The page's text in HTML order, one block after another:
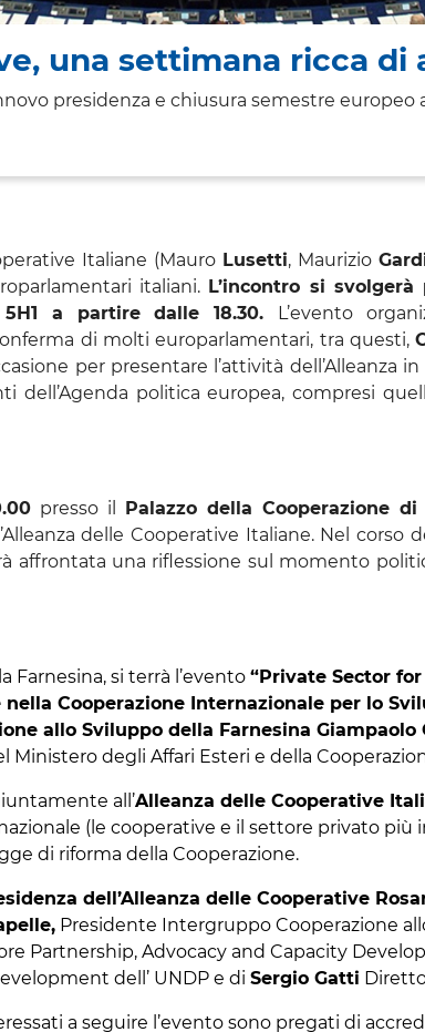
una settimana ricca
presidenza e chiusura semestre europeo
Italiane (Mauro Lusetti, Maurizio
italiani. L’incontro si
a partire dalle 18.30. L’evento
di molti europarlamentari, tra questi,
per presentare l’attività dell’Alleanza
politica europea, compresi
presso il Palazzo della Cooperazione
delle Cooperative Italiane. Nel corso
affrontata una riflessione sul momento
Farnesina, si terrà l’evento “Private Sector
Cooperazione Internazionale per lo
allo Sviluppo della Farnesina Giampaolo
Ministero degli Affari Esteri e della
all’Alleanza delle Cooperative
(le cooperative e il settore privato più
di riforma della Cooperazione.
dell’Alleanza delle Cooperative
Presidente Intergruppo Cooperazione
Partnership, Advocacy and Capacity
dell’ UNDP e di Sergio Gatti
a seguire l’evento sono pregati di